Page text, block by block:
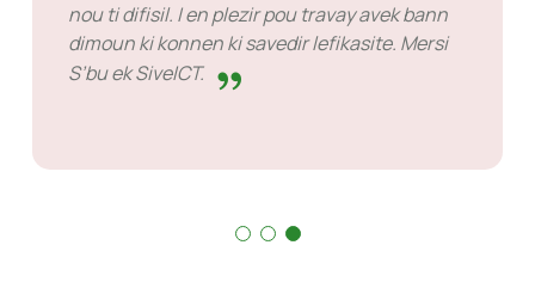
nou ti difisil. I en plezir pou travay avek bann
dimoun ki konnen ki savedir lefikasite. Mersi
S’bu ek SiveICT.